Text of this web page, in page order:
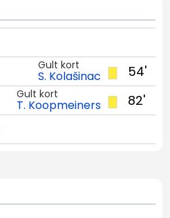
54'
Gult kort
S. Kolašinac
82'
Gult kort
T. Koopmeiners